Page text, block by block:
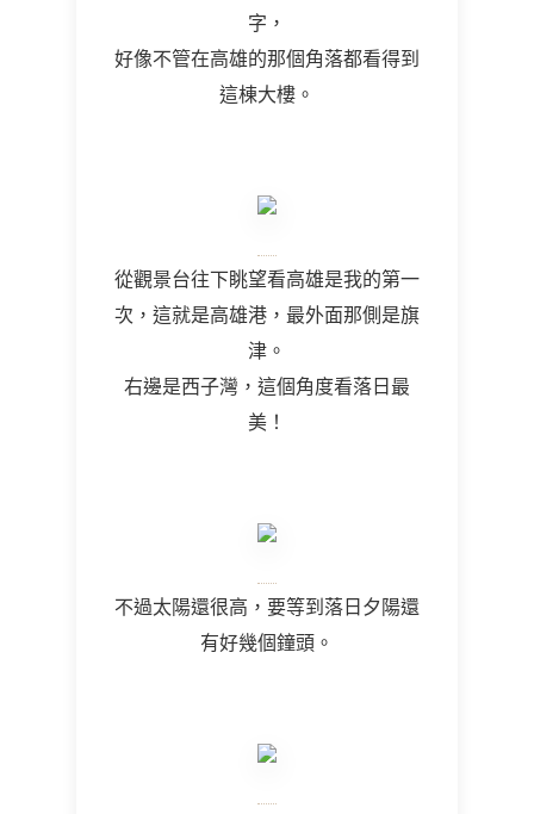
字，
好像不管在高雄的那個角落都看得到
這棟大樓。
從觀景台往下眺望看高雄是我的第一
次，這就是高雄港，最外面那側是旗
津。
右邊是西子灣，這個角度看落日最
美！
不過太陽還很高，要等到落日夕陽還
有好幾個鐘頭。